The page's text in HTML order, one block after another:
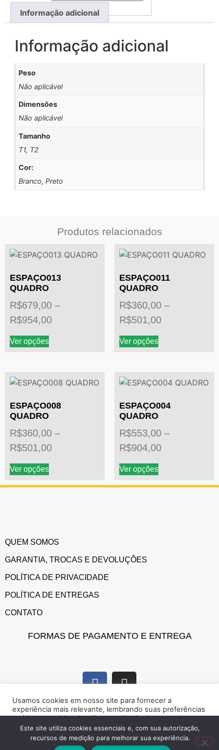
Informação adicional
Informação adicional
Peso
Não aplicável
Dimensões
Não aplicável
Tamanho
T1, T2
Cor:
Branco, Preto
Produtos relacionados
ESPAÇO013
QUADRO
R$679,00 –
R$954,00
Ver opções
ESPAÇO011
QUADRO
R$360,00 –
R$501,00
Ver opções
ESPAÇO008
QUADRO
R$360,00 –
R$501,00
Ver opções
ESPAÇO004
QUADRO
R$553,00 –
R$904,00
Ver opções
QUEM SOMOS
GARANTIA, TROCAS E DEVOLUÇÕES
POLÍTICA DE PRIVACIDADE
POLÍTICA DE ENTREGAS
CONTATO
FORMAS DE PAGAMENTO E ENTREGA
Marque presença na web!
Usamos cookies em nosso site para fornecer a
experiência mais relevante, lembrando suas preferências
e visitas repetidas. Ao clicar em “Aceitar”, concorda com a
utilização de cookies.
Aceitar
Este site utiliza cookies essenciais e, com sua autorização,
recursos de medição para melhorar sua experiência.